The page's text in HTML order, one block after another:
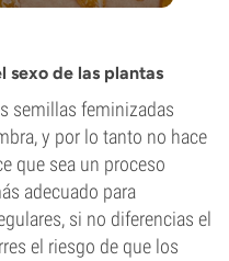
sexo de las plantas
semillas feminizadas
y por lo tanto no hace
que sea un proceso
adecuado para
si no diferencias el
el riesgo de que los